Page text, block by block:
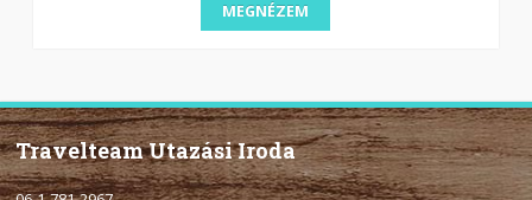
MEGNÉZEM
Travelteam Utazási Iroda